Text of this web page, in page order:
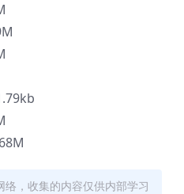
，收集的内容仅供内部学习